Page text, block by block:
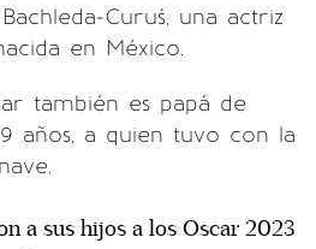
Curuś, una actriz
en México.
también es papá de
años, a quien tuvo con la